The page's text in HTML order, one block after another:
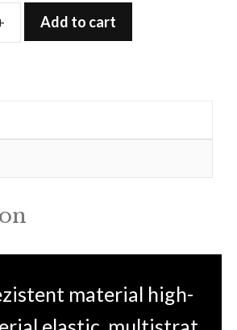
Folie
quantity
Add to cart
material high-